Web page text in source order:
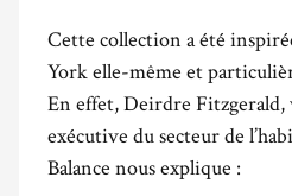
Cette collection a été
York elle-même et
En effet, Deirdre
exécutive du secteur de
Balance nous explique :